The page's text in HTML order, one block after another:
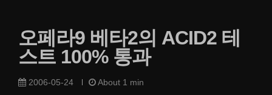
오페라9 베타2의 ACID2 테
스트 100% 통과
2006-05-24 About 1 min